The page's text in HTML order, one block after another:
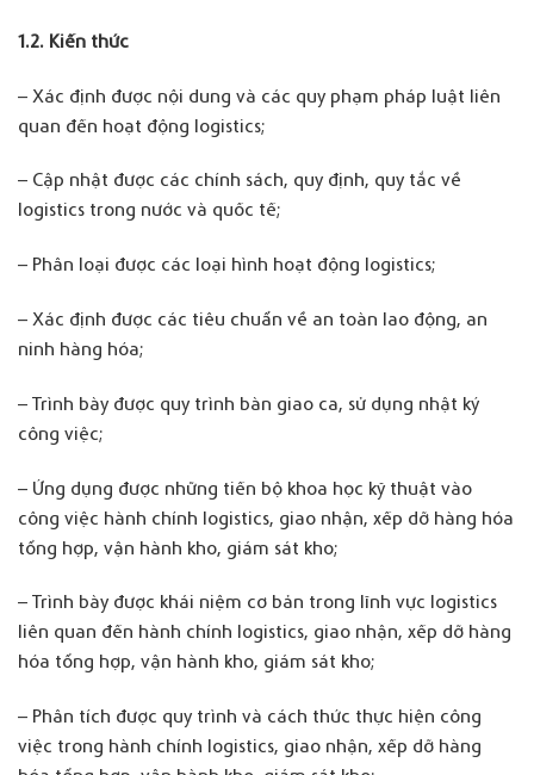
1.2. Kiến thức
– Xác định được nội dung và các quy phạm pháp luật liên
quan đến hoạt động logistics;
– Cập nhật được các chính sách, quy định, quy tắc về
logistics trong nước và quốc tế;
– Phân loại được các loại hình hoạt động logistics;
– Xác định được các tiêu chuẩn về an toàn lao động, an
ninh hàng hóa;
– Trình bày được quy trình bàn giao ca, sử dụng nhật ký
công việc;
– Ứng dụng được những tiến bộ khoa học kỹ thuật vào
công việc hành chính logistics, giao nhận, xếp dỡ hàng hóa
tổng hợp, vận hành kho, giám sát kho;
– Trình bày được khái niệm cơ bản trong lĩnh vực logistics
liên quan đến hành chính logistics, giao nhận, xếp dỡ hàng
hóa tổng hợp, vận hành kho, giám sát kho;
– Phân tích được quy trình và cách thức thực hiện công
việc trong hành chính logistics, giao nhận, xếp dỡ hàng